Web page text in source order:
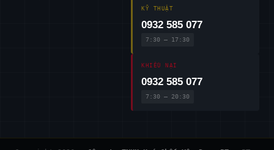
KỸ THUẬT
0932 585 077
7:30 – 17:30
KHIẾU NẠI
0932 585 077
7:30 – 20:30